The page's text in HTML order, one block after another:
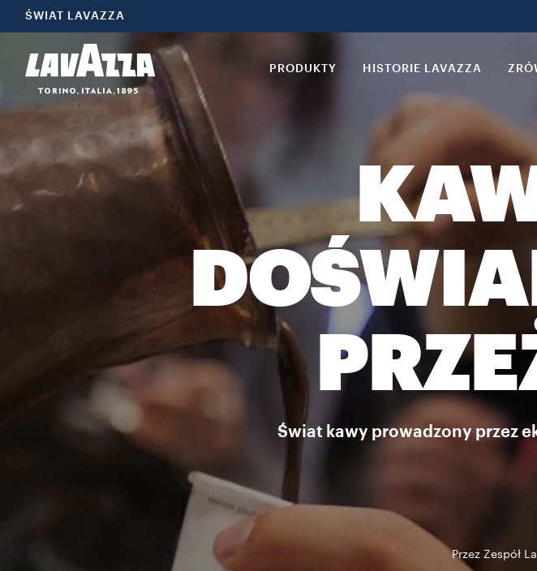
ŚWIAT LAVAZZA
PRODUKTY HISTORIE LAVAZZA
Świat kawy prowadzony przez
Przez Zespół